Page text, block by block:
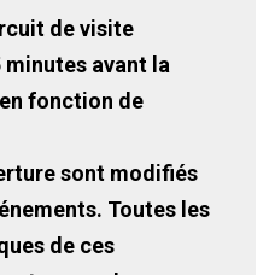
de visite
minutes avant la
fonction de
sont modifiés
Toutes les
de ces